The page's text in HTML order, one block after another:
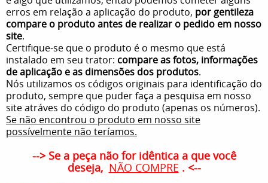
erros em relação a aplicação do produto, por gentileza
compare o produto antes de realizar o pedido em nosso
site.
Certifique-se que o produto é o mesmo que está
instalado em seu trator: compare as fotos, informações
de aplicação e as dimensões dos produtos.
Nós utilizamos os códigos originais para identificação do
produto, sempre que puder faça a pesquisa em nosso
site atráves do código do produto (apenas os números).
Se não encontrou o produto em nosso site
possívelmente não teríamos.
--> Se a peça não for idêntica a que você
deseja, NÃO COMPRE . <--